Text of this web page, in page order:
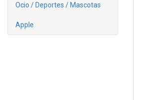
Ocio / Deportes / Mascotas
Apple